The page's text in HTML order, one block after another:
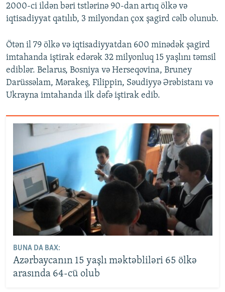
2000-ci ildən bəri tstlərinə 90-dan artıq ölkə və
iqtisadiyyat qatılıb, 3 milyondan çox şagird cəlb olunub.
Ötən il 79 ölkə və iqtisadiyyatdan 600 minədək şagird
imtahanda iştirak edərək 32 milyonluq 15 yaşlını təmsil
ediblər. Belarus, Bosniya və Herseqovina, Bruney
Darüssəlam, Mərakeş, Filippin, Səudiyyə Ərəbistanı və
Ukrayna imtahanda ilk dəfə iştirak edib.
BUNA DA BAX:
Azərbaycanın 15 yaşlı məktəbliləri 65 ölkə
arasında 64-cü olub